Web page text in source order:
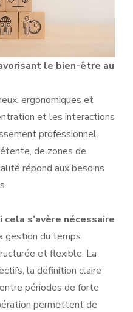
le bien-être au
ergonomiques et
et les interactions
professionnel.
de zones de
répond aux besoins
s’avère nécessaire
gestion du temps
et flexible. La
la définition claire
périodes de forte
permettent de